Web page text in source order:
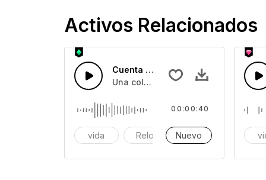
Activos Relacionados
Cuenta Regresiva 59
Una colección de relojes en cuenta
vida Reloj alarma
00:00:40
Nuevo